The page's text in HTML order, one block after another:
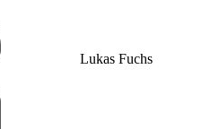
Lukas Fuchs